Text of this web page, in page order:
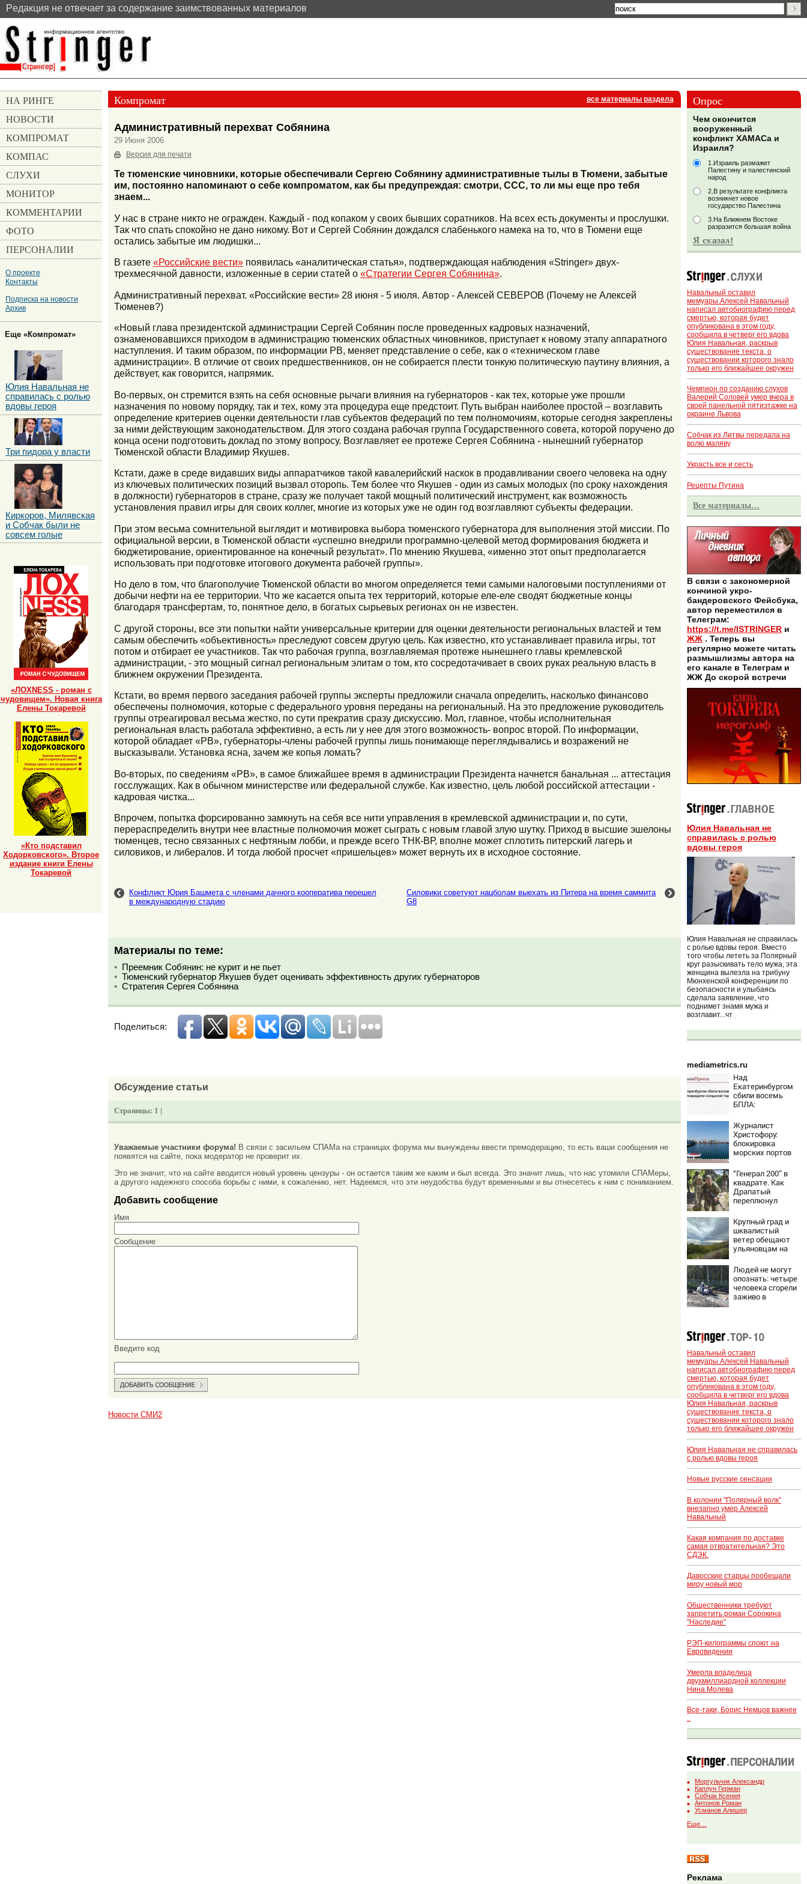
Pедакция не отвечает за содержание заимствованных материалов
Компромат все материалы раздела
Административный перехват Собянина
29 Июня 2006
Версия для печати
Те тюменские чиновники, которые обеспечивали Сергею Собянину административные тылы в Тюмени, забытые
им, постоянно напоминают о себе компроматом, как бы предупреждая: смотри, ССС, то ли мы еще про тебя
знаем...
У нас в стране никто не огражден. Каждый - под копаком у своих бывших соратников. На всех есть документы и прослушки.
Так что спать спокойно не дано никому. Вот и Сергей Собянин дождался слабенького намека на то, что в Тюмени еще
остались забытые им людишки...
В газете «Российские вести» появилась «аналитическая статья», подтверждающая наблюдения «Stringer» двух-
трехмесячной давности, изложенные в серии статей о «Стратегии Сергея Собянина».
Административный перехват. «Российские вести» 28 июня - 5 июля. Автор - Алексей СЕВЕРОВ (Почему не Алексей
Тюменев?)
«Новый глава президентской администрации Сергей Собянин после проведенных кадровых назначений,
ознаменовавшихся приходом в администрацию тюменских областных чиновников, приступает к новому этапу аппаратного
наступления. И таким образом, по информации РВ, меняет представление о себе, как о «техническом главе
администрации». В отличие от своих предшественников, он не собирается плести тонкую политическую паутину влияния, а
действует, как говорится, напрямик.
Во-первых, он стремится взять на себя основные рычаги влияния на губернаторов - как тех, которые уже прошли
назначения по новому порядку, так и тех, кому эта процедура еще предстоит. Путь выбран наиболее простой – возглавить
определение критериев оценки деятельности глав субъектов федераций по тем полномочиям, которые сегодня закреплены
за ними действующим законодательством. Для этого создана рабочая группа Государственного совета, которой поручено до
конца осени подготовить доклад по этому вопросу. Возглавляет ее протеже Сергея Собянина - нынешний губернатор
Тюменской области Владимир Якушев.
Кстати, даже в среде видавших виды аппаратчиков такой кавалерийский наскок в продавливании своего человека на одну
из ключевых политических позиций вызвал оторопь. Тем более что Якушев - один из самых молодых (по сроку нахождения
в должности) губернаторов в стране, сразу же получает такой мощный политический инструмент, как возможность
установления правил игры для своих коллег, многие из которых уже не один год возглавляют субъекты федерации.
При этом весьма сомнительной выглядит и мотивировка выбора тюменского губернатора для выполнения этой миссии. По
официальной версии, в Тюменской области «успешно внедрили программно-целевой метод формирования бюджета и
бюджетирование, ориентированное на конечный результат». По мнению Якушева, «именно этот опыт предполагается
использовать при подготовке итогового документа рабочей группы».
Но дело в том, что благополучие Тюменской области во многом определяется теми самыми налоговыми поступлениями от
добычи нефти на ее территории. Что же касается опыта тех территорий, которые еле-еле сводят бюджетные концы
благодаря трансфертам, то, понятное дело, в богатых сырьевых регионах он не известен.
С другой стороны, все эти попытки найти универсальные критерии для оценки деятельности региональных властей и тем
самым обеспечить «объективность» преследуют совсем другую цель. Как известно, кто устанавливает правила игры, тот
потом и отбирает ее участников. Так что рабочая группа, возглавляемая протеже нынешнего главы кремлевской
администрации, - это мощный сигнал региональным элитам о том, кто сосредотачивает в своих руках реальную власть в
ближнем окружении Президента.
Кстати, во время первого заседания рабочей группы эксперты предложили сначала определить, насколько финансово
обеспечены полномочия, которые с федерального уровня переданы на региональный. На это предложение руководитель
группы отреагировал весьма жестко, по сути прекратив сразу дискуссию. Мол, главное, чтобы исполнительная
региональная власть работала эффективно, а есть ли у нее для этого возможность- вопрос второй. По информации,
которой обладает «РВ», губернаторы-члены рабочей группы лишь понимающе переглядывались и возражений не
высказывали. Установка ясна, зачем же копья ломать?
Во-вторых, по сведениям «РВ», в самое ближайшее время в администрации Президента начнется банальная ... аттестация
госслужащих. Как в обычном министерстве или федеральной службе. Как известно, цель любой российской аттестации -
кадровая чистка...
Впрочем, попытка форсированно замкнуть на себя все нити управления в кремлевской администрации и, по сути,
перераспределить внутри нее властные полномочия может сыграть с новым главой злую шутку. Приход в высшие эшелоны
тюменцев, тесно связанных с нефтяным лобби, и прежде всего ТНК-ВР, вполне может сплотить питерский лагерь и
силовиков, и либералов. И тогда любой просчет «пришельцев» может вернуть их в исходное состояние.
Конфликт Юрия Башмета с членами дачного кооператива перешел
в международную стадию
Силовики советуют нацболам выехать из Питера на время саммита
G8
Материалы по теме:
Преемник Собянин: не курит и не пьет
Тюменский губернатор Якушев будет оценивать эффективность других губернаторов
Стратегия Сергея Собянина
Поделиться:
Обсуждение статьи
Страницы: 1 |
Уважаемые участники форума! В связи с засильем СПАМа на страницах форума мы вынуждены ввести премодерацию, то есть ваши сообщения не
появятся на сайте, пока модератор не проверит их.
Это не значит, что на сайте вводится новый уровень цензуры - он остается таким же каким и был всегда. Это значит лишь, что нас утомили СПАМеры,
а другого надежного способа борьбы с ними, к сожалению, нет. Надеемся, что эти неудобства будут временными и вы отнесетесь к ним с пониманием.
Добавить сообщение
Имя
Сообщение
Введите код
Новости СМИ2
Опрос
Чем окончится
вооруженный
конфликт ХАМАСа и
Израиля?
1.Израиль размажет
Палестину и палестинский
народ
2.В результате конфликта
возникнет новое
государство Палестина
3.На Ближнем Востоке
разразится большая война
Навальный оставил
мемуары.Алексей Навальный
написал автобиографию перед
смертью, которая будет
опубликована в этом году,
сообщила в четверг его вдова
Юлия Навальная, раскрыв
существование текста, о
существовании которого знало
только его ближайшее окружен
Чемпион по созданию слухов
Валерий Соловей умер вчера в
своей панельной пятиэтажке на
окраине Львова
Собчак из Литвы передала на
волю маляву
Украсть все и сесть
Рецепты Путина
Все материалы…
В связи с закономерной
кончиной укро-
бандеровского Фейсбука,
автор переместился в
Телеграм:
https://t.me/ISTRINGER и
ЖЖ . Теперь вы
регулярно можете читать
размышлизмы автора на
его канале в Телеграм и
ЖЖ До скорой встречи
Юлия Навальная не
справилась с ролью
вдовы героя
Юлия Навальная не справилась
с ролью вдовы героя. Вместо
того чтобы лететь за Полярный
круг разыскивать тело мужа, эта
женщина вылезла на трибуну
Мюнхенской конференции по
безопасности и улыбаясь
сделала заявление, что
поднимет знамя мужа и
возглавит...чт
mediametrics.ru
Над
Екатеринбургом
сбили восемь
БПЛА:
800 сотрудников
Wildberries
Журналист
Христофору:
блокировка
морских портов
для Украины
“Генерал 200” в
квадрате. Как
Драпатый
переплюнул
Крупный град и
шквалистый
ветер обещают
ульяновцам на
Людей не могут
опознать: четыре
человека сгорели
заживо в
Новости
Навальный оставил
мемуары.Алексей Навальный
написал автобиографию перед
смертью, которая будет
опубликована в этом году,
сообщила в четверг его вдова
Юлия Навальная, раскрыв
существование текста, о
существовании которого знало
только его ближайшее окружен
Юлия Навальная не справилась
с ролью вдовы героя
Новые русские сенсации
В колонии "Полярный волк"
внезапно умер Алексей
Навальный
Какая компания по доставке
самая отвратительная? Это
СДЭК.
Давосские старцы пообещали
миру новый мор
Общественники требуют
запретить роман Сорокина
"Наследие"
РЭП-килограммы споют на
Евровидении
Умерла владелица
двухмиллиардной коллекции
Нина Молева
Все-таки, Борис Немцов важнее
..
Моргульчик Александр
Каплун Герман
Собчак Ксения
Антонов Роман
Усманов Алишер
Еще…
Реклама
НА РИНГЕ
НОВОСТИ
КОМПРОМАТ
КОМПАС
СЛУХИ
МОНИТОР
КОММЕНТАРИИ
ФОТО
ПЕРСОНАЛИИ
О проекте
Контакты
Подписка на новости
Архив
Еще «Компромат»
Юлия Навальная не
справилась с ролью
вдовы героя
Три пидора у власти
Киркоров, Милявская
и Собчак были не
совсем голые
«ЛОХNESS - роман с
чудовищем». Новая книга
Елены Токаревой
«Кто подставил
Ходорковского». Второе
издание книги Елены
Токаревой